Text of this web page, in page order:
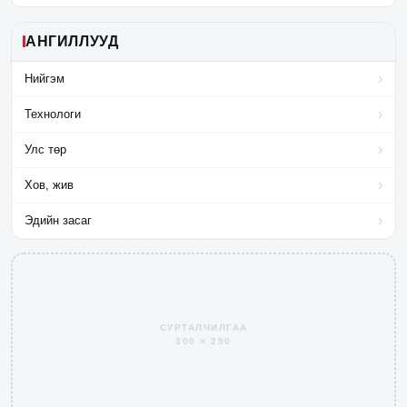
АНГИЛЛУУД
Нийгэм ›
Технологи ›
Улс төр ›
Хов, жив ›
Эдийн засаг ›
СУРТАЛЧИЛГАА
300 × 250